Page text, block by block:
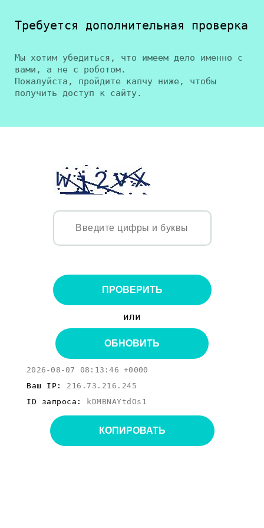
Требуется дополнительная проверка
Мы хотим убедиться, что имеем дело именно с
вами, а не с роботом.
Пожалуйста, пройдите капчу ниже, чтобы
получить доступ к сайту.
ПРОВЕРИТЬ
или
ОБНОВИТЬ
2026-08-07 08:13:46 +0000
Ваш IP: 216.73.216.245
ID запроса:
kDMBNAYtdOs1
КОПИРОВАТЬ